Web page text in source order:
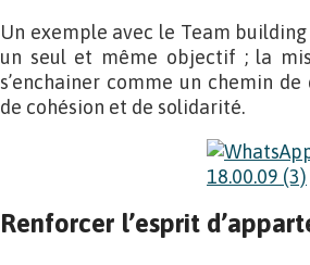
Un exemple avec le Team
un seul et même objectif ; la
s’enchainer comme un chemin
de cohésion et de solidarité.
Renforcer l’esprit